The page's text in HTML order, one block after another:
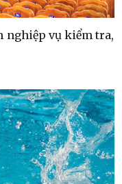
nghiệp vụ kiểm tra,